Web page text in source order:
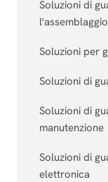
Soluzioni di
Soluzioni per
Soluzioni di
Soluzioni di
manutenzione
Soluzioni di
elettronica